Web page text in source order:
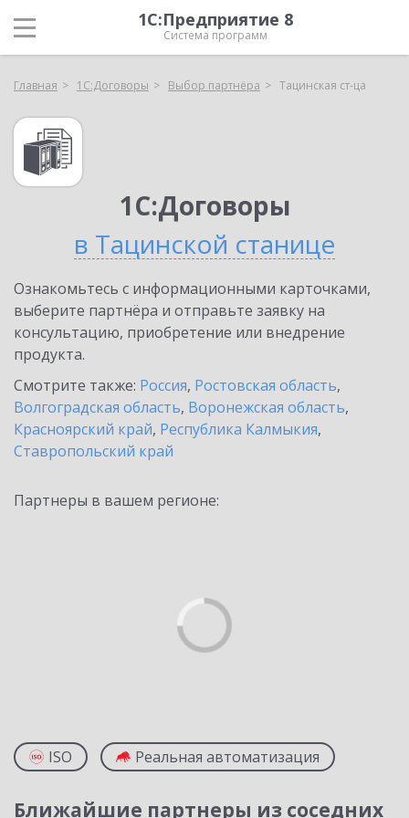
1С:Предприятие 8
Система программ
Главная 1С:Договоры Выбор партнёра Тацинская ст-ца
1С:Договоры
в Тацинской станице
Ознакомьтесь с информационными карточками,
выберите партнёра и отправьте заявку на
консультацию, приобретение или внедрение
продукта.
Смотрите также: Россия, Ростовская область,
Волгоградская область, Воронежская область,
Красноярский край, Республика Калмыкия,
Ставропольский край
Партнеры в вашем регионе:
ISO Реальная автоматизация
Ближайшие партнеры из соседних